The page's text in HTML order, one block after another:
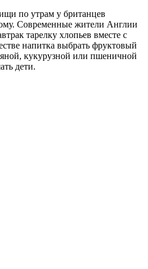
по утрам у британцев
Современные жители Англии
тарелку хлопьев вместе с
напитка выбрать фруктовый
кукурузной или пшеничной
дети.